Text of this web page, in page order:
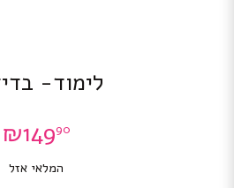
לימוד-
₪14990
המלאי אזל